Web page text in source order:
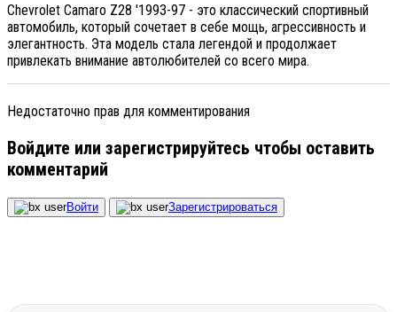
Chevrolet Camaro Z28 '1993-97 - это классический спортивный
автомобиль, который сочетает в себе мощь, агрессивность и
элегантность. Эта модель стала легендой и продолжает
привлекать внимание автолюбителей со всего мира.
Недостаточно прав для комментирования
Войдите или зарегистрируйтесь чтобы оставить
комментарий
Войти Зарегистрироваться